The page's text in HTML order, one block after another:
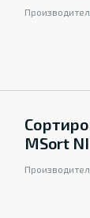
MSort